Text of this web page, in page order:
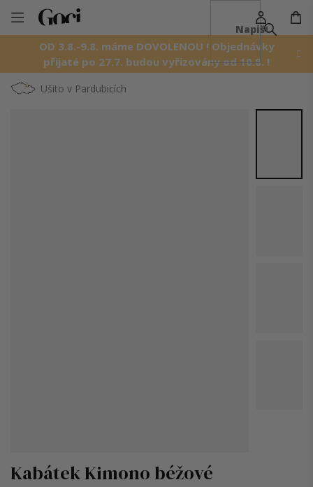
Přejít
OD 3.8.-9.8. máme DOVOLENOU ! Objednávky
přijaté po 27.7. budou vyřizovány od 10.8. !
Kabátek Kimono béžové